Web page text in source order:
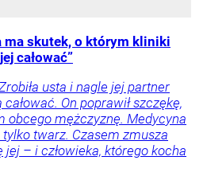
ma skutek, o którym kliniki
całować”
usta i nagle jej partner
On poprawił szczękę,
obcego mężczyznę. Medycyna
twarz. Czasem zmusza
jej – i człowieka, którego kocha